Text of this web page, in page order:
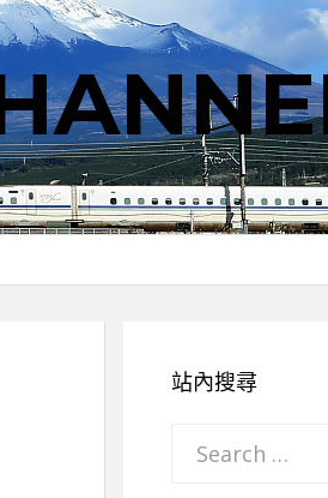
站內搜尋
Search